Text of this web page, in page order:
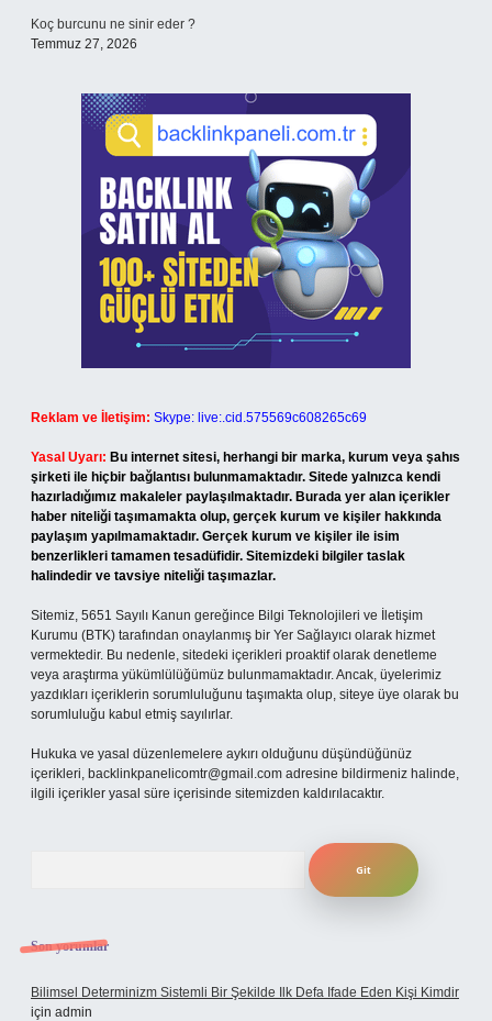
Koç burcunu ne sinir eder ?
Temmuz 27, 2026
Reklam ve İletişim: Skype: live:.cid.575569c608265c69
Yasal Uyarı: Bu internet sitesi, herhangi bir marka, kurum veya şahıs
şirketi ile hiçbir bağlantısı bulunmamaktadır. Sitede yalnızca kendi
hazırladığımız makaleler paylaşılmaktadır. Burada yer alan içerikler
haber niteliği taşımamakta olup, gerçek kurum ve kişiler hakkında
paylaşım yapılmamaktadır. Gerçek kurum ve kişiler ile isim
benzerlikleri tamamen tesadüfidir. Sitemizdeki bilgiler taslak
halindedir ve tavsiye niteliği taşımazlar.
Sitemiz, 5651 Sayılı Kanun gereğince Bilgi Teknolojileri ve İletişim
Kurumu (BTK) tarafından onaylanmış bir Yer Sağlayıcı olarak hizmet
vermektedir. Bu nedenle, sitedeki içerikleri proaktif olarak denetleme
veya araştırma yükümlülüğümüz bulunmamaktadır. Ancak, üyelerimiz
yazdıkları içeriklerin sorumluluğunu taşımakta olup, siteye üye olarak bu
sorumluluğu kabul etmiş sayılırlar.
Hukuka ve yasal düzenlemelere aykırı olduğunu düşündüğünüz
içerikleri, backlinkpanelicomtr@gmail.com adresine bildirmeniz halinde,
ilgili içerikler yasal süre içerisinde sitemizden kaldırılacaktır.
Son yorumlar
Bilimsel Determinizm Sistemli Bir Şekilde Ilk Defa Ifade Eden Kişi Kimdir
için admin